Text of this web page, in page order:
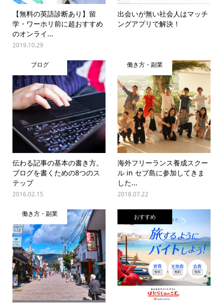
【無料の英語診断あり】留
学・ワーホリ前に超おすすめ
のオンライ...
2019.10.29
出会いが無い社会人はマッチ
ングアプリで解決！
ブログ
伝わる記事の基本の書き方。
ブログを書くための8つのス
テップ
2016.02.15
働き方・副業
海外フリーランス養成スクー
ル in セブ島に参加してきま
した...
2018.07.22
働き方・副業 おすすめ